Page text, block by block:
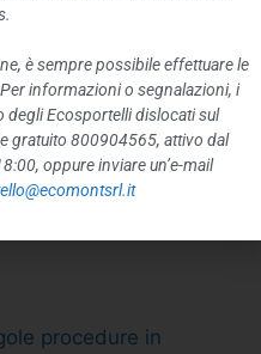
politico
amministrativi
procedure in
è sempre possibile effettuare le
informazioni o segnalazioni, i
Ecosportelli dislocati sul
gratuito 800904565, attivo dal
oppure inviare un’e-mail